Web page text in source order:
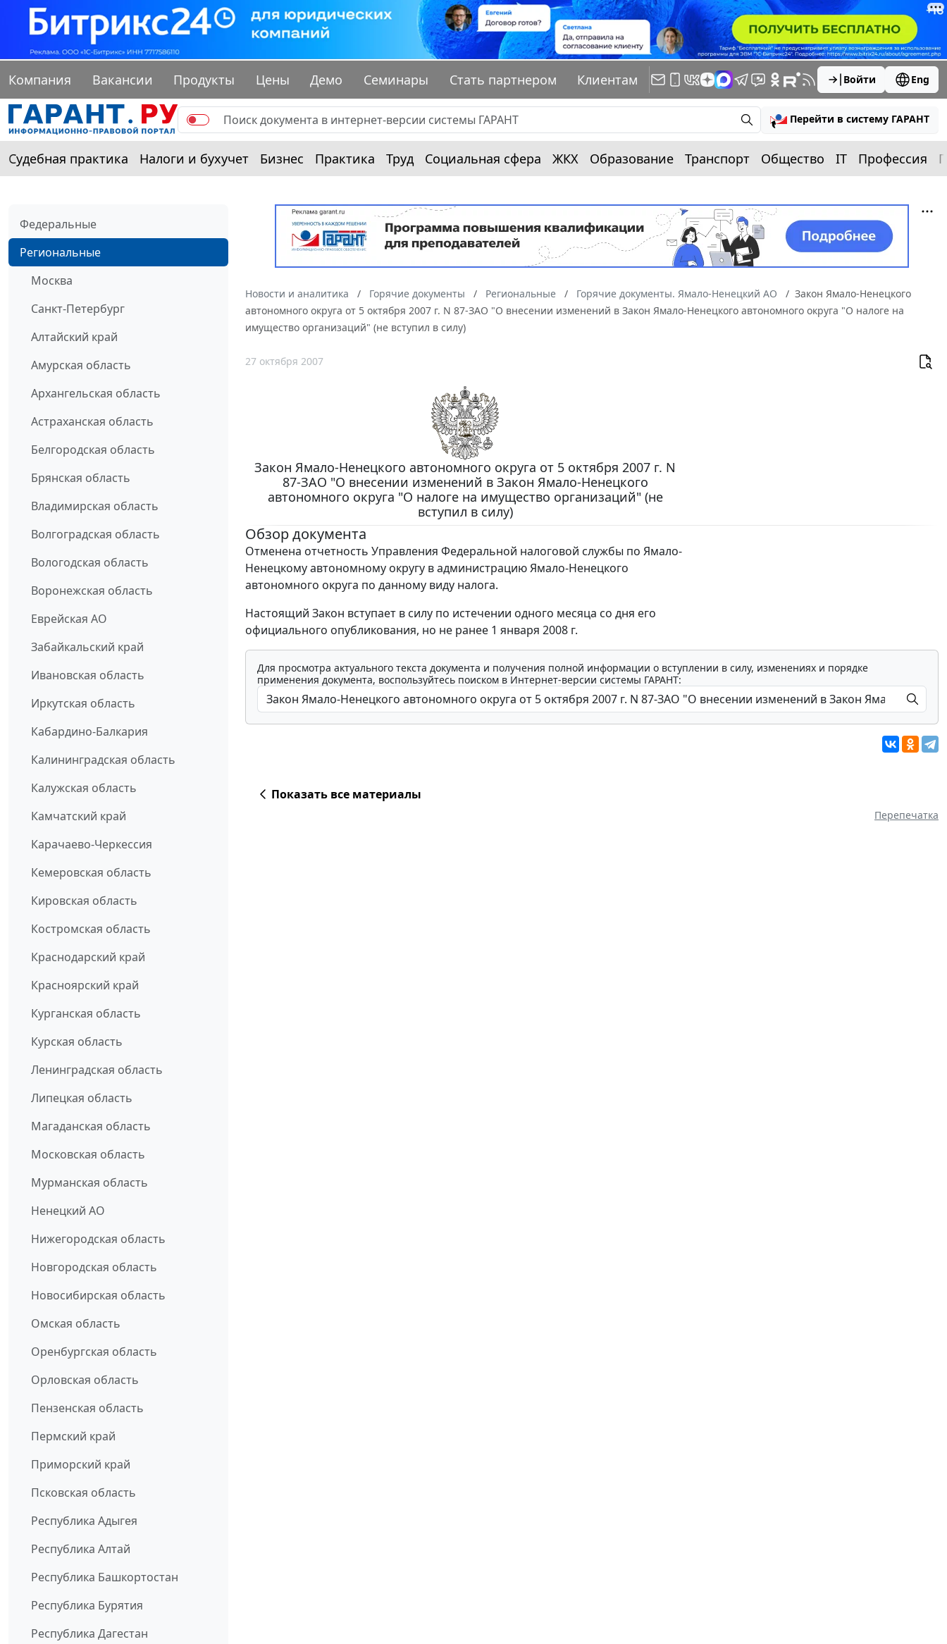
Компания Вакансии Продукты Цены Демо Семинары Стать партнером Клиентам Войти Eng
Перейти в систему ГАРАНТ
Судебная практика Налоги и бухучет Бизнес Практика Труд Социальная сфера ЖКХ Образование Транспорт Общество IT Профессия
Федеральные
Региональные
Москва
Санкт-Петербург
Алтайский край
Амурская область
Архангельская область
Астраханская область
Белгородская область
Брянская область
Владимирская область
Волгоградская область
Вологодская область
Воронежская область
Еврейская АО
Забайкальский край
Ивановская область
Иркутская область
Кабардино-Балкария
Калининградская область
Калужская область
Камчатский край
Карачаево-Черкессия
Кемеровская область
Кировская область
Костромская область
Краснодарский край
Красноярский край
Курганская область
Курская область
Ленинградская область
Липецкая область
Магаданская область
Московская область
Мурманская область
Ненецкий АО
Нижегородская область
Новгородская область
Новосибирская область
Омская область
Оренбургская область
Орловская область
Пензенская область
Пермский край
Приморский край
Псковская область
Республика Адыгея
Республика Алтай
Республика Башкортостан
Республика Бурятия
Республика Дагестан
Новости и аналитика Горячие документы Региональные Горячие документы. Ямало-Ненецкий АО
Закон Ямало-Ненецкого
автономного округа от 5 октября 2007 г. N 87-ЗАО "О внесении изменений в Закон Ямало-Ненецкого автономного округа "О налоге на
имущество организаций" (не вступил в силу)
27 октября 2007
Закон Ямало-Ненецкого автономного округа от 5 октября 2007 г. N
87-ЗАО "О внесении изменений в Закон Ямало-Ненецкого
автономного округа "О налоге на имущество организаций" (не
вступил в силу)
Обзор документа
Отменена отчетность Управления Федеральной налоговой службы по Ямало-
Ненецкому автономному округу в администрацию Ямало-Ненецкого
автономного округа по данному виду налога.
Настоящий Закон вступает в силу по истечении одного месяца со дня его
официального опубликования, но не ранее 1 января 2008 г.
Для просмотра актуального текста документа и получения полной информации о вступлении в силу, изменениях и порядке
применения документа, воспользуйтесь поиском в Интернет-версии системы ГАРАНТ:
Показать все материалы
Перепечатка